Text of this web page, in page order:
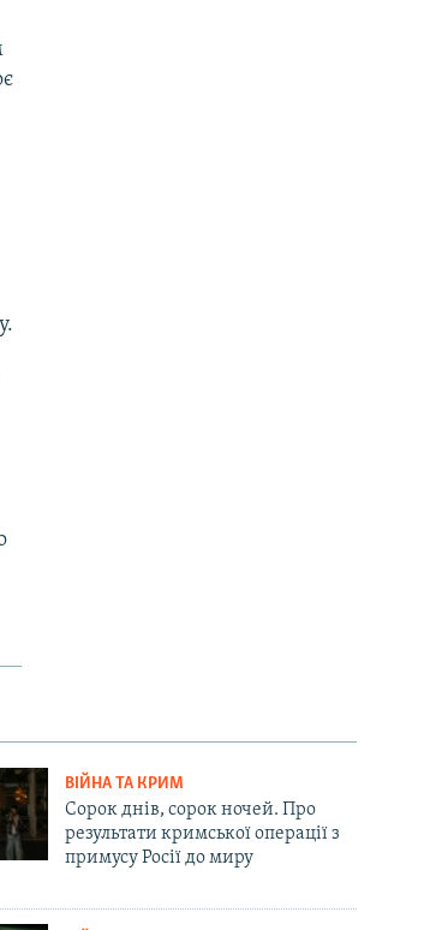
ВІЙНА ТА КРИМ
Сорок днів, сорок ночей. Про
результати кримської операції з
примусу Росії до миру